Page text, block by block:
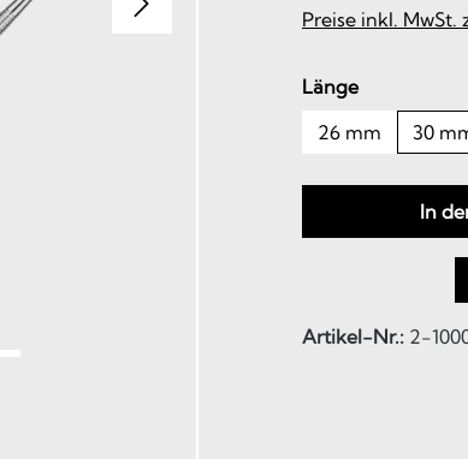
Preise inkl. MwSt.
Längeauswählen
26 mm
30
In
Artikel-Nr.: 2-